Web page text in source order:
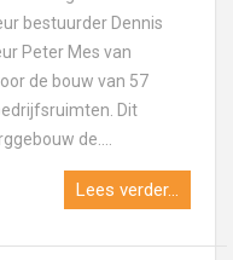
bestuurder Dennis
Peter Mes van
de bouw van 57
Dit
de....
Lees verder...